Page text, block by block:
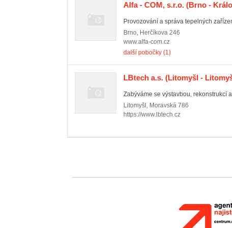
Alfa - COM, s.r.o. (Brno -
Provozování a správa tepelných
Brno, Herčíkova 246
www.alfa-com.cz
další pobočky (1)
LBtech a.s. (Litomyšl -
Zabýváme se výstavbou, rekonstrukcí
Litomyšl , Moravská 786
https://www.lbtech.cz